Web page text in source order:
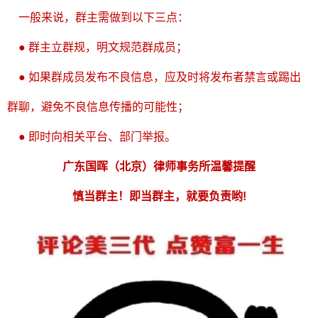
一般来说，群主需做到以下三点：
● 群主立群规，明文规范群成员；
● 如果群成员发布不良信息，应及时将发布者禁言或踢出
群聊，避免不良信息传播的可能性；
● 即时向相关平台、部门举报。
广东国晖（北京）律师事务所温馨提醒
慎当群主！即当群主，就要负责哟!